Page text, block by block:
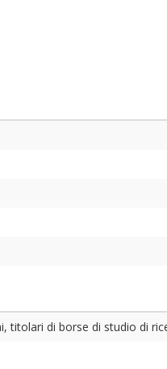
titolari di borse di studio di